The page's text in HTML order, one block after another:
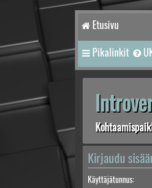
Etusivu
Pikalinkit
Kirjaudu
Käyttäjätunnus: